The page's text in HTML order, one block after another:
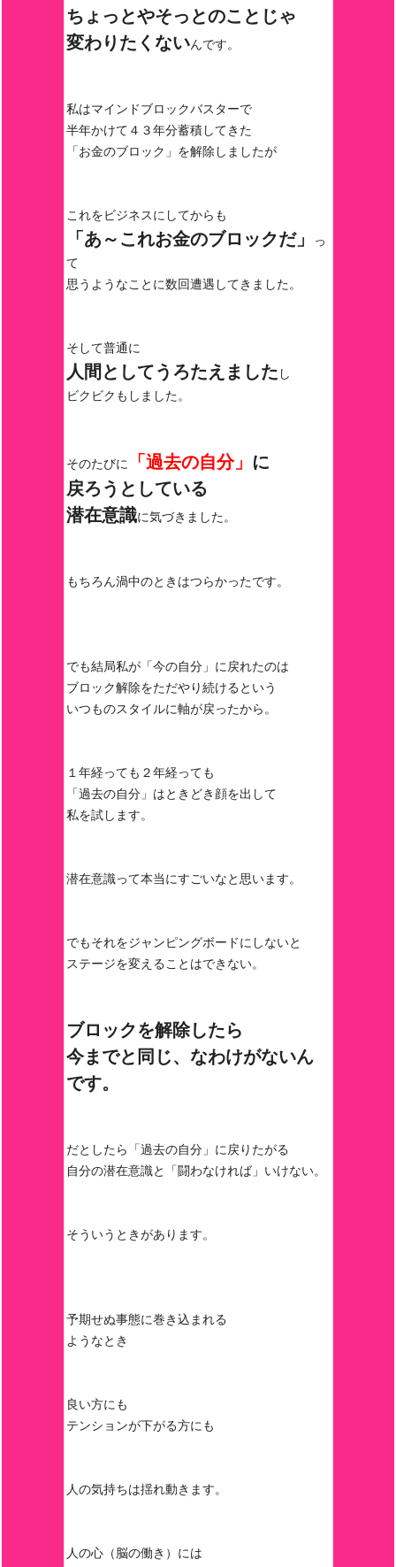
ちょっとやそっとのことじゃ
変わりたくないんです。
私はマインドブロックバスターで
半年かけて４３年分蓄積してきた
「お金のブロック」を解除しましたが
これをビジネスにしてからも
「あ～これお金のブロックだ」
っ
て
思うようなことに数回遭遇してきました。
そして普通に
人間としてうろたえました し
ビクビクもしました。
そのたびに 「過去の自分」 に
戻ろうとしている
潜在意識に気づきました。
もちろん渦中のときはつらかったです。
でも結局私が「今の自分」に戻れたのは
ブロック解除をただやり続けるという
いつものスタイルに軸が戻ったから。
１年経っても２年経っても
「過去の自分」はときどき顔を出して
私を試します。
潜在意識って本当にすごいなと思います。
でもそれをジャンピングボードにしないと
ステージを変えることはできない。
ブロックを解除したら
今までと同じ、なわけがないん
です。
だとしたら「過去の自分」に戻りたがる
自分の潜在意識と「闘わなければ」いけない。
そういうときがあります。
予期せぬ事態に巻き込まれる
ようなとき
良い方にも
テンションが下がる方にも
人の気持ちは揺れ動きます。
人の心（脳の働き）には